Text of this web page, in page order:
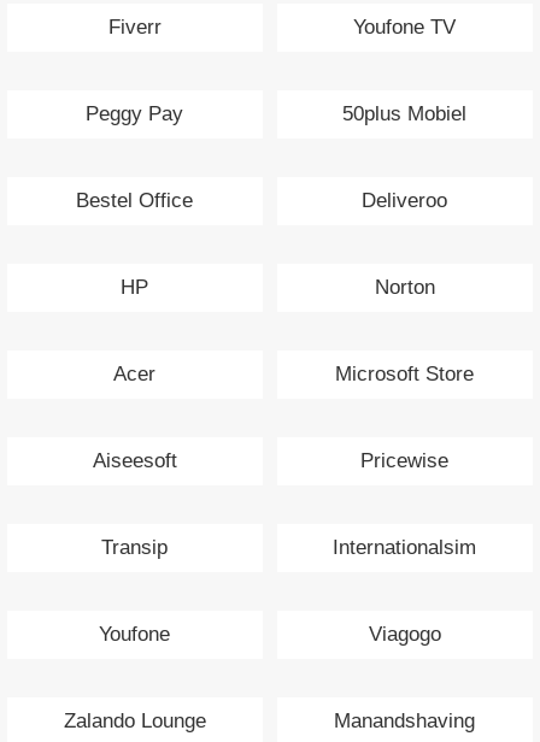
Fiverr Youfone TV
Peggy Pay 50plus Mobiel
Bestel Office Deliveroo
HP Norton
Acer Microsoft Store
Aiseesoft Pricewise
Transip Internationalsim
Youfone Viagogo
Zalando Lounge Manandshaving